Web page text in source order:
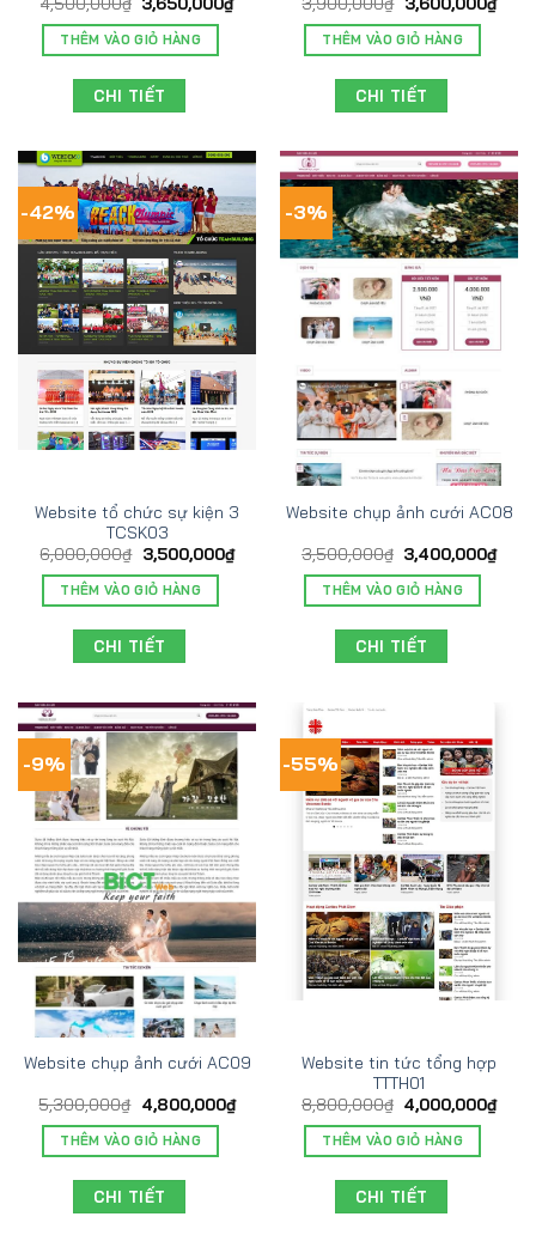
THÊM VÀO GIỎ HÀNG
CHI TIẾT
THÊM VÀO GIỎ HÀNG
CHI TIẾT
-42%
Website tổ chức sự kiện 3
TCSK03
6,000,000₫ 3,500,000₫
THÊM VÀO GIỎ HÀNG
CHI TIẾT
-3%
Website chụp ảnh cưới AC08
3,500,000₫ 3,400,000₫
THÊM VÀO GIỎ HÀNG
CHI TIẾT
-9%
Website chụp ảnh cưới AC09
5,300,000₫ 4,800,000₫
THÊM VÀO GIỎ HÀNG
CHI TIẾT
-55%
Website tin tức tổng hợp
TTTH01
8,800,000₫ 4,000,000₫
THÊM VÀO GIỎ HÀNG
CHI TIẾT